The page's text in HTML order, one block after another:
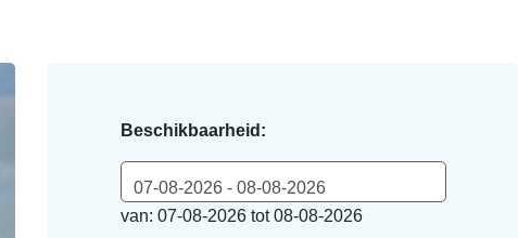
Beschikbaarheid:
07-08-2026 - 08-08-2026
van: 07-08-2026 tot 08-08-2026